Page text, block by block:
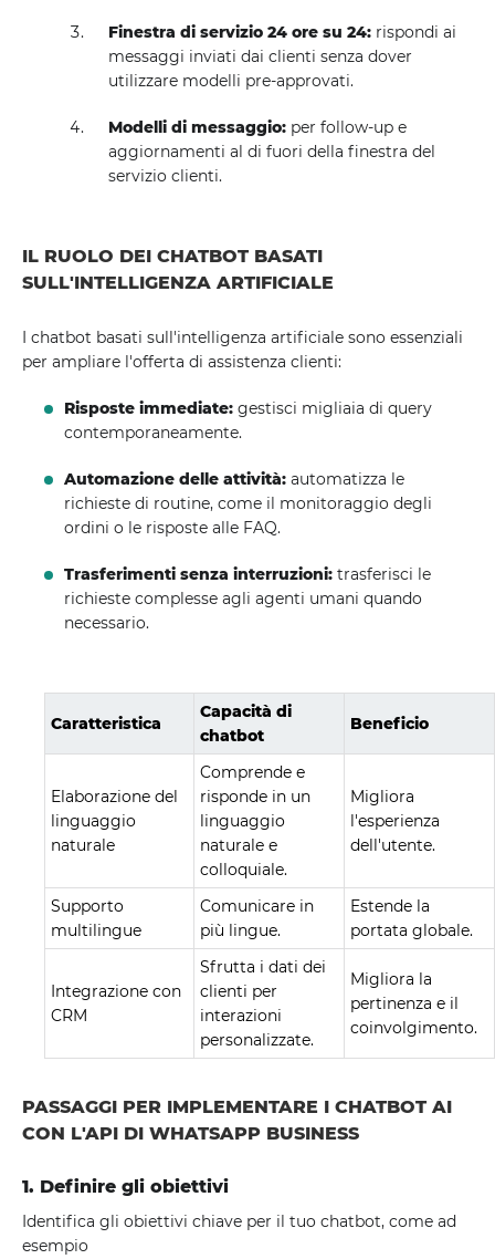
Finestra di servizio 24 ore su 24: rispondi ai
messaggi inviati dai clienti senza dover
utilizzare modelli pre-approvati.
Modelli di messaggio: per follow-up e
aggiornamenti al di fuori della finestra del
servizio clienti.
IL RUOLO DEI CHATBOT BASATI
SULL'INTELLIGENZA ARTIFICIALE
I chatbot basati sull'intelligenza artificiale sono essenziali
per ampliare l'offerta di assistenza clienti:
Risposte immediate: gestisci migliaia di query
contemporaneamente.
Automazione delle attività: automatizza le
richieste di routine, come il monitoraggio degli
ordini o le risposte alle FAQ.
Trasferimenti senza interruzioni: trasferisci le
richieste complesse agli agenti umani quando
necessario.
Caratteristica
Capacità di
chatbot
Beneficio
Elaborazione del
linguaggio
naturale
Comprende e
risponde in un
linguaggio
naturale e
colloquiale.
Migliora
l'esperienza
dell'utente.
Supporto
multilingue
Comunicare in
più lingue.
Estende la
portata globale.
Integrazione con
CRM
Sfrutta i dati dei
clienti per
interazioni
personalizzate.
Migliora la
pertinenza e il
coinvolgimento.
PASSAGGI PER IMPLEMENTARE I CHATBOT AI
CON L'API DI WHATSAPP BUSINESS
1. Definire gli obiettivi
Identifica gli obiettivi chiave per il tuo chatbot, come ad
esempio